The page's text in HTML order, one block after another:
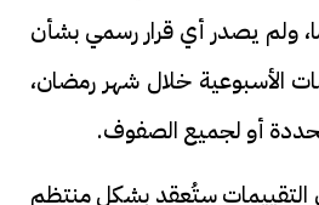
ولم يصدر أي قرار رسمي بشأن
الأسبوعية خلال شهر رمضان،
أو لجميع الصفوف.
التقييمات ستُعقد بشكل منتظم